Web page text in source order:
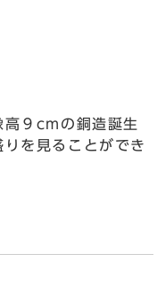
高９cmの銅造誕生
を見ることができ